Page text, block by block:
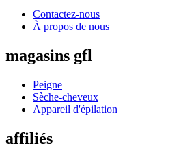
Contactez-nous
À propos de nous
magasins gfl
Peigne
Sèche-cheveux
Appareil d'épilation
affiliés